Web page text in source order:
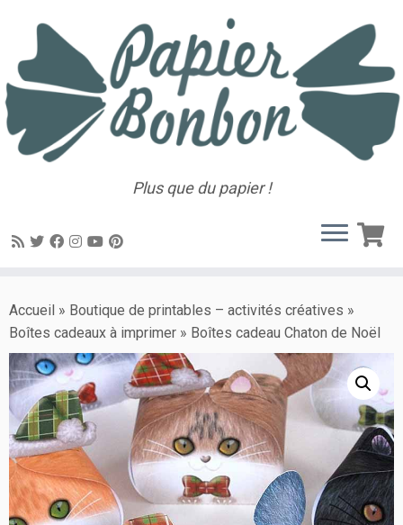
Plus que du papier !
Accueil » Boutique de printables – activités créatives »
Boîtes cadeaux à imprimer » Boîtes cadeau Chaton de Noël